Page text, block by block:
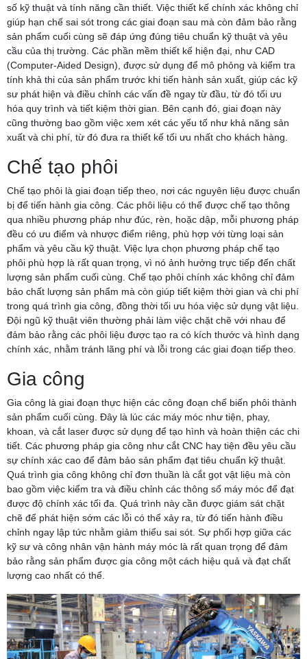
số kỹ thuật và tính năng cần thiết. Việc thiết kế chính xác không chỉ
giúp hạn chế sai sót trong các giai đoạn sau mà còn đảm bảo rằng
sản phẩm cuối cùng sẽ đáp ứng đúng tiêu chuẩn kỹ thuật và yêu
cầu của thị trường. Các phần mềm thiết kế hiện đại, như CAD
(Computer-Aided Design), được sử dụng để mô phỏng và kiểm tra
tính khả thi của sản phẩm trước khi tiến hành sản xuất, giúp các kỹ
sư phát hiện và điều chỉnh các vấn đề ngay từ đầu, từ đó tối ưu
hóa quy trình và tiết kiệm thời gian. Bên cạnh đó, giai đoạn này
cũng thường bao gồm việc xem xét các yếu tố như khả năng sản
xuất và chi phí, từ đó đưa ra thiết kế tối ưu nhất cho khách hàng.
Chế tạo phôi
Chế tạo phôi là giai đoạn tiếp theo, nơi các nguyên liệu được chuẩn
bị để tiến hành gia công. Các phôi liệu có thể được chế tạo thông
qua nhiều phương pháp như đúc, rèn, hoặc dập, mỗi phương pháp
đều có ưu điểm và nhược điểm riêng, phù hợp với từng loại sản
phẩm và yêu cầu kỹ thuật. Việc lựa chọn phương pháp chế tạo
phôi phù hợp là rất quan trọng, vì nó ảnh hưởng trực tiếp đến chất
lượng sản phẩm cuối cùng. Chế tạo phôi chính xác không chỉ đảm
bảo chất lượng sản phẩm mà còn giúp tiết kiệm thời gian và chi phí
trong quá trình gia công, đồng thời tối ưu hóa việc sử dụng vật liệu.
Đội ngũ kỹ thuật viên thường phải làm việc chặt chẽ với nhau để
đảm bảo rằng các phôi liệu được tạo ra có kích thước và hình dạng
chính xác, nhằm tránh lãng phí và lỗi trong các giai đoạn tiếp theo.
Gia công
Gia công là giai đoạn thực hiện các công đoạn chế biến phôi thành
sản phẩm cuối cùng. Đây là lúc các máy móc như tiện, phay,
khoan, và cắt laser được sử dụng để tạo hình và hoàn thiện các chi
tiết. Các phương pháp gia công như cắt CNC hay tiện đều yêu cầu
sự chính xác cao để đảm bảo sản phẩm đạt tiêu chuẩn kỹ thuật.
Quá trình gia công không chỉ đơn thuần là cắt gọt vật liệu mà còn
bao gồm việc kiểm tra và điều chỉnh các thông số máy móc để đạt
được độ chính xác tối đa. Quá trình này cần được giám sát chặt
chẽ để phát hiện sớm các lỗi có thể xảy ra, từ đó tiến hành điều
chỉnh ngay lập tức nhằm giảm thiểu sai sót. Sự phối hợp giữa các
kỹ sư và công nhân vận hành máy móc là rất quan trọng để đảm
bảo rằng sản phẩm được gia công một cách hiệu quả và đạt chất
lượng cao nhất có thể.